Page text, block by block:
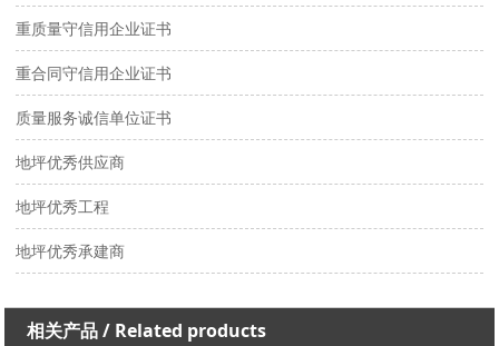
重质量守信用企业证书
重合同守信用企业证书
质量服务诚信单位证书
地坪优秀供应商
地坪优秀工程
地坪优秀承建商
相关产品/ Related products